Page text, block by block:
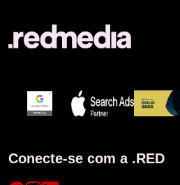
Conecte-se com a .RED